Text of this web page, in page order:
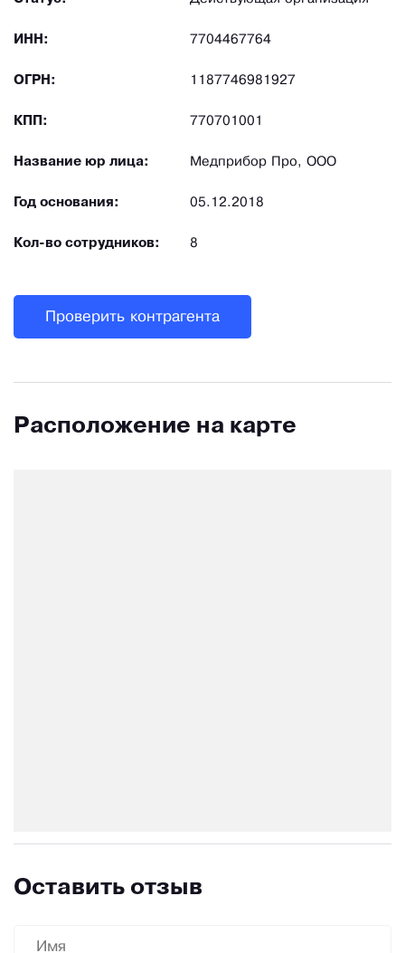
ИНН: 7704467764
ОГРН: 1187746981927
КПП: 770701001
Название юр лица: Медприбор Про, ООО
Год основания: 05.12.2018
Кол-во сотрудников: 8
Проверить контрагента
Расположение на карте
Оставить отзыв